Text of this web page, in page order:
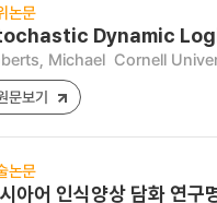
논문
Dynamic
Michael Cornell
문보기
논문
아어 인식양상 담화 연구­